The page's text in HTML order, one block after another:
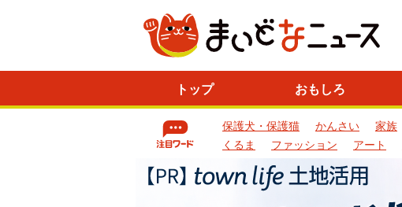
トップ おもしろ
保護犬・保護猫 かんさい 家族
くるま
ファッション アート